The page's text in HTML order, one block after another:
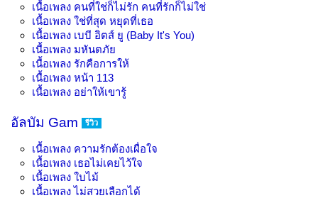
เนื้อเพลง คนที่ใช่ก็ไม่รัก คนที่รักก็ไม่ใช่
เนื้อเพลง ใช่ที่สุด หยุดที่เธอ
เนื้อเพลง เบบี อิตส์ ยู (Baby It's You)
เนื้อเพลง มหันตภัย
เนื้อเพลง รักคือการให้
เนื้อเพลง หน้า 113
เนื้อเพลง อย่าให้เขารู้
อัลบัม Gam รีวิว
เนื้อเพลง ความรักต้องเผื่อใจ
เนื้อเพลง เธอไม่เคยไว้ใจ
เนื้อเพลง ใบไม้
เนื้อเพลงไม่สวยเลือกได้